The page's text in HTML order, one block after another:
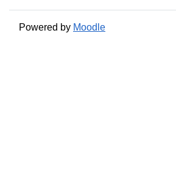
Powered by Moodle